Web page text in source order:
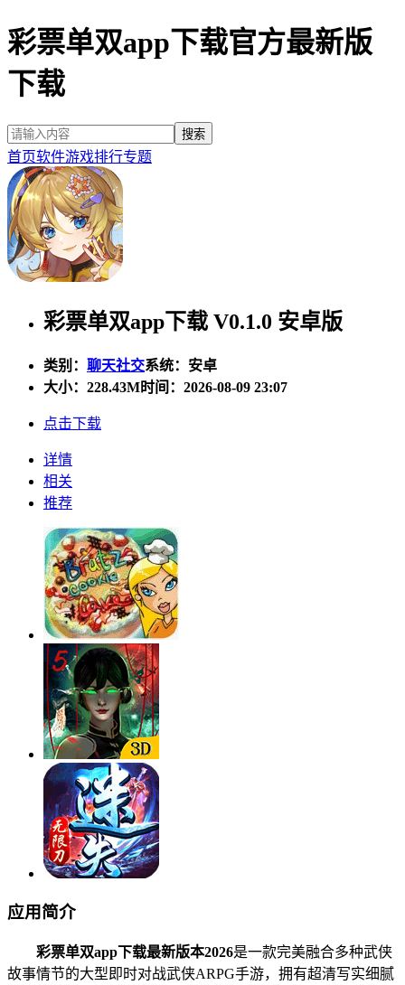
彩票单双app下载官方最新版
下载
首页软件游戏排行专题
彩票单双app下载 V0.1.0 安卓版
类别： 聊天社交系统：安卓
大小： 228.43M时间：2026-08-09 23:07
点击下载
详情
相关
推荐
应用简介
彩票单双app下载最新版本2026是一款完美融合多种武侠
故事情节的大型即时对战武侠ARPG手游，拥有超清写实细腻